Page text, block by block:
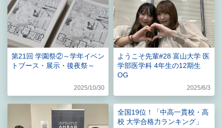
第21回 学園祭②～学年イベン
トブース・展示・後夜祭～
2025/10/30
ようこそ先輩#28 富山大学 医
学部医学科 4年生の12期生
OG
2025/6/3
全国19位！「中高一貫校・高
校 大学合格力ランキング」